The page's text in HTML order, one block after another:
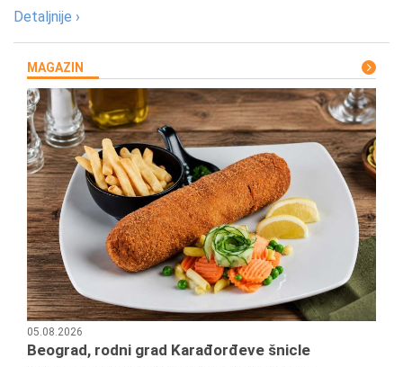
Detaljnije ›
MAGAZIN
05.08.2026
Beograd, rodni grad Karađorđeve šnicle